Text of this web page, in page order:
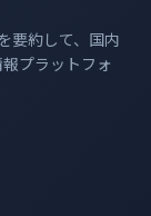
要約して、国内
プラットフォ